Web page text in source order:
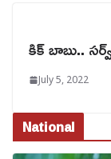
కిక్ బాబు..
July 5, 2022
National